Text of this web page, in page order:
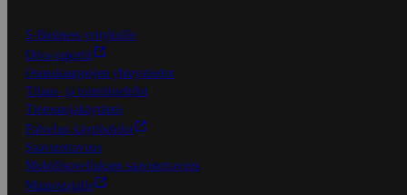
S-Business yrityksille
Oiva-raportit
Osuuskauppojen yhteystiedot
Tilaus- ja toimitusehdot
Tietosuojakäytäntö
Palvelun käyttöehdot
Saavutettavuus
Mobiilisovelluksen saavutettavuus
Mainostajalle